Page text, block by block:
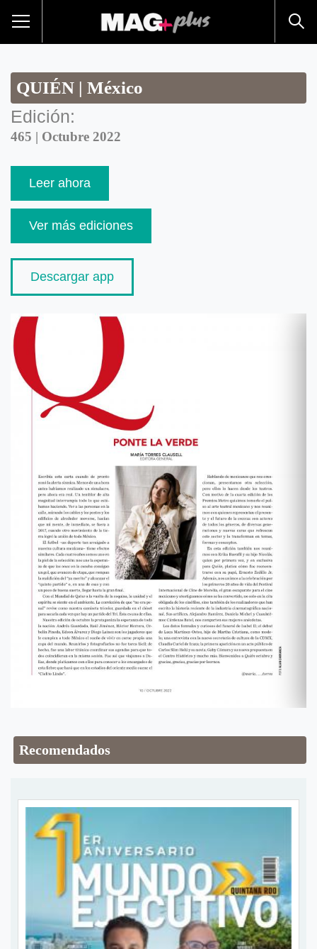
QUIÉN | México
Edición:
465 | Octubre 2022
Leer ahora
Ver más ediciones
Descargar app
Recomendados